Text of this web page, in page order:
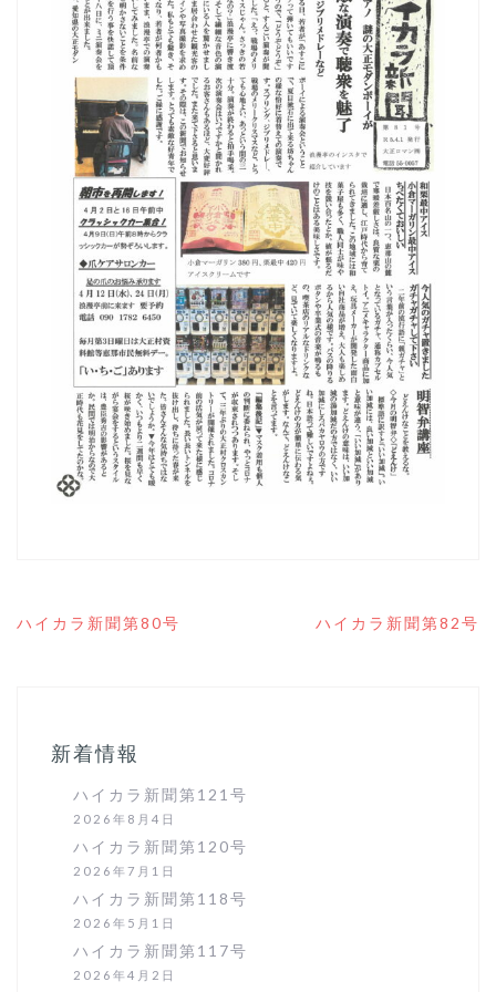
投
ハイカラ新聞第80号 ハイカラ新聞第82号
新着情報
ハイカラ新聞第121号
2026年8月4日
ハイカラ新聞第120号
2026年7月1日
ハイカラ新聞第118号
2026年5月1日
ハイカラ新聞第117号
2026年4月2日